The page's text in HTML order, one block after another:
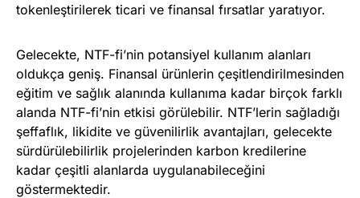
tokenleştirilerek ticari ve finansal fırsatlar yaratıyor.
Gelecekte, NTF-fi’nin potansiyel kullanım alanları
oldukça geniş. Finansal ürünlerin çeşitlendirilmesinden
eğitim ve sağlık alanında kullanıma kadar birçok farklı
alanda NTF-fi’nin etkisi görülebilir. NTF’lerin sağladığı
şeffaflık, likidite ve güvenilirlik avantajları, gelecekte
sürdürülebilirlik projelerinden karbon kredilerine
kadar çeşitli alanlarda uygulanabileceğini
göstermektedir.